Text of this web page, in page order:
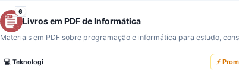
6
Livros em PDF de Informática
Materiais em PDF sobre programação e informática para estudo,
💻 Teknologi ⚡